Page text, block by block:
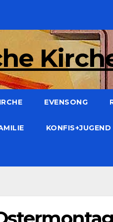
EVENSONG
KONFIS+JUGEND